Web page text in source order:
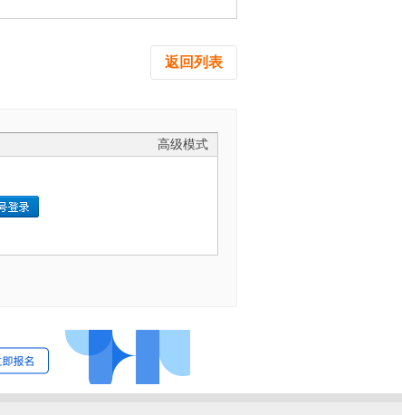
返回列表
高级模式